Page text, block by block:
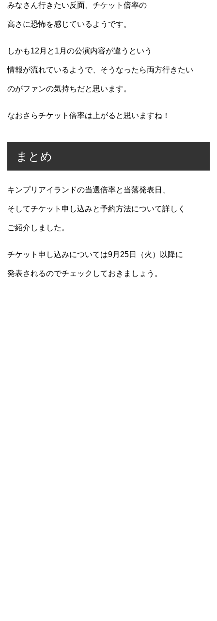
みなさん行きたい反面、チケット倍率の
高さに恐怖を感じているようです。
しかも12月と1月の公演内容が違うという
情報が流れているようで、そうなったら両方行きたい
のがファンの気持ちだと思います。
なおさらチケット倍率は上がると思いますね！
まとめ
キンプリアイランドの当選倍率と当落発表日、
そしてチケット申し込みと予約方法について詳しく
ご紹介しました。
チケット申し込みについては9月25日（火）以降に
発表されるのでチェックしておきましょう。